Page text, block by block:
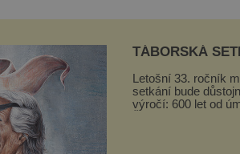
TÁBORSKÁ
Letošní 33. ročník
setkání bude
výročí: 600 let od